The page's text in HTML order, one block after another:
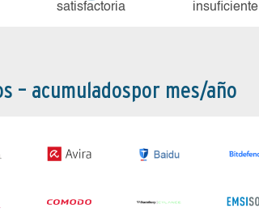
sa­tis­fac­to­ria in­su­fi­cien­te
– acumuladospor mes/año